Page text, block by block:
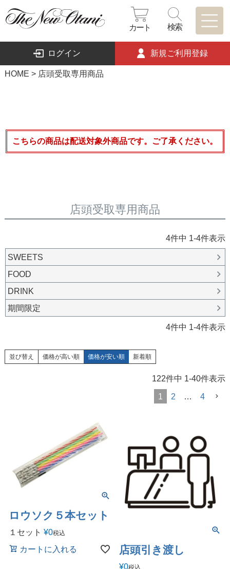
カート 検索
ログイン 新規ご利用登録
HOME 店頭受取専用商品
こちらの商品は配送対象外商品です。ご了承ください。
店頭受取専用商品
4件中 1-4件表示
SWEETS
FOOD
DRINK
期間限定
4件中 1-4件表示
並び替え 価格が高い順 価格が安い順 新着順
122件中 1-40件表示
1
2 … 4
ロウソク５本セット
１セット ¥0税込
カートに入れる 店頭引き渡し
¥0税込